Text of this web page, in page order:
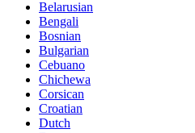
Belarusian
Bengali
Bosnian
Bulgarian
Cebuano
Chichewa
Corsican
Croatian
Dutch